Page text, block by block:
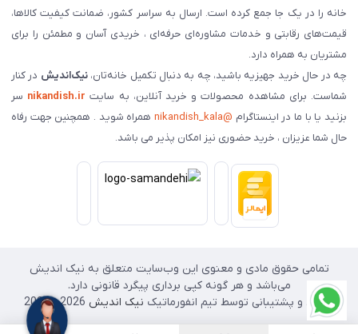
خانه را در یک جا جمع کرده است. ارسال به سراسر کشور، ضمانت کیفیت کالاها،
قیمت‌های رقابتی و خدمات مشاوره‌ای حرفه‌ای ، خریدی آسان و مطمئن را برای
مشتریان به همراه دارد.
چه در حال خرید جهیزیه باشید، چه به دنبال تکمیل خانه‌تان،نیک‌اندیش در کنار
شماست. برای مشاهده محصولات و خرید آنلاین، به سایت nikandish.ir سر
بزنید یا با ما در اینستاگرام @nikandish_kala
همراه شوید . همچنین جهت رفاه
حال شما عزیزان ، خرید حضوری نیز امکان پذیر می باشد.
تمامی حقوق مادی و معنوی این وب‌سایت متعلق به نیک اندیش
می‌باشد و هر گونه کپی برداری پیگرد قانونی دارد.
طراحی و پشتیبانی توسط تیم انفورماتیک نیک اندیش 2026 - 2025